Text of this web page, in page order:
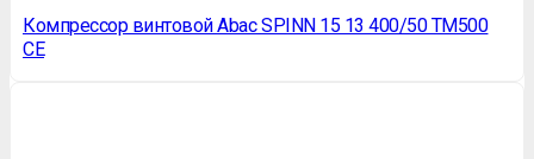
Компрессор винтовой Abac SPINN 15 13 400/50 TM500
CE